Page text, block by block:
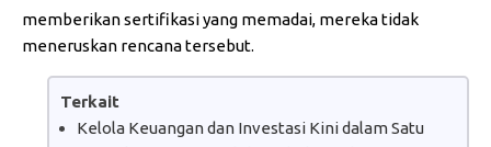
memberikan sertifikasi yang memadai, mereka tidak
meneruskan rencana tersebut.
Terkait
Kelola Keuangan dan Investasi Kini dalam Satu